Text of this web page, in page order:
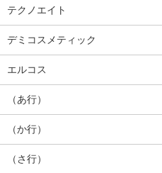
テクノエイト
デミコスメティック
エルコス
（あ行）
（か行）
（さ行）